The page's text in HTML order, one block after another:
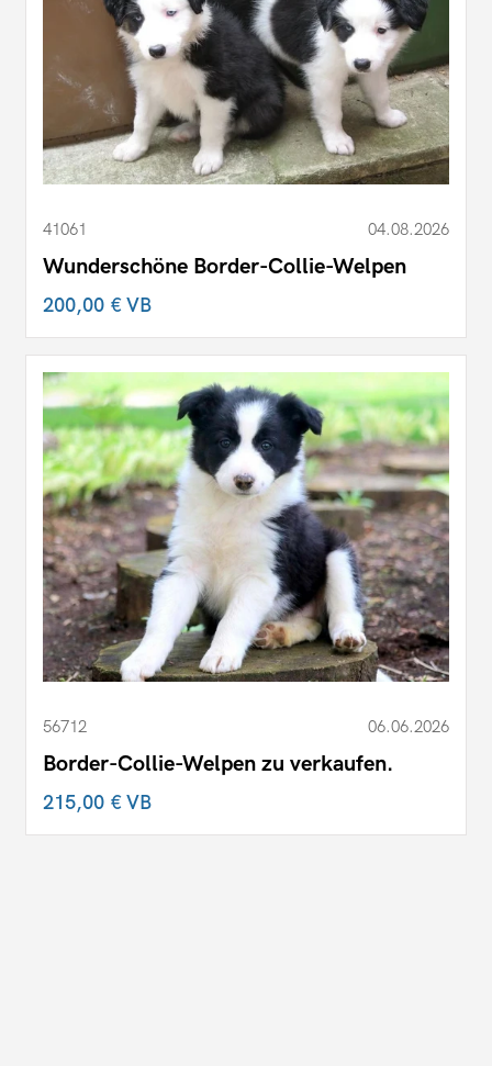
41061 04.08.2026
Wunderschöne Border-Collie-Welpen
200,00 €VB
56712 06.06.2026
Border-Collie-Welpen zu verkaufen.
215,00 €VB